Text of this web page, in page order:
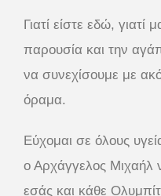
Γιατί είστε εδώ, γιατί
παρουσία και την
να συνεχίσουμε με
όραμα.
Εύχομαι σε όλους
ο Αρχάγγελος Μιχαήλ
εσάς και κάθε